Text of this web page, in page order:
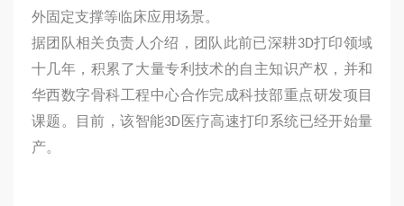
外固定支撑等临床应用场景。
据团队相关负责人介绍，团队此前已深耕3D打印领域
十几年，积累了大量专利技术的自主知识产权，并和
华西数字骨科工程中心合作完成科技部重点研发项目
课题。目前，该智能3D医疗高速打印系统已经开始量
产。